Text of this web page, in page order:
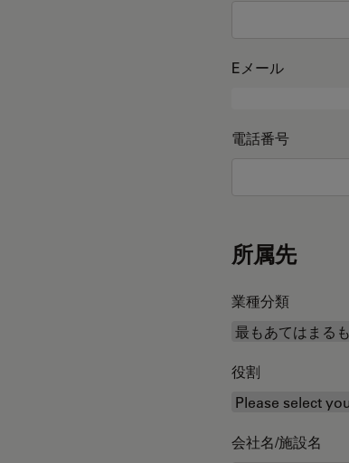
Eメール
電話番号
所属先
業種分類
役割
会社名/施設名